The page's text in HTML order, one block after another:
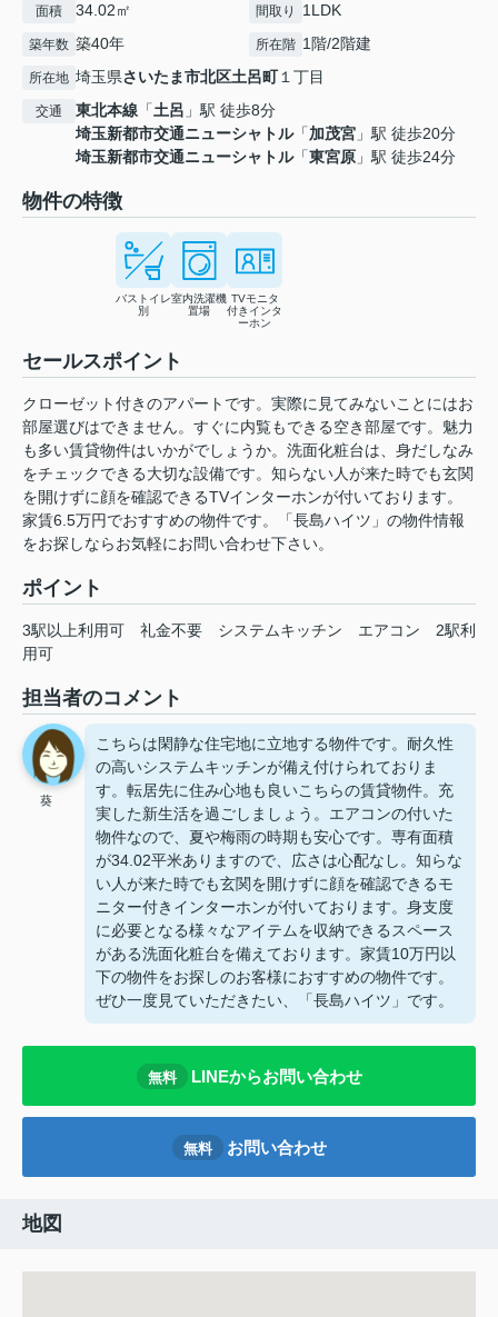
面積 34.02㎡ 間取り 1LDK
築年数 築40年 所在階 1階/2階建
所在地 埼玉県さいたま市北区土呂町１丁目
交通 東北本線 「土呂 」駅 徒歩8分
埼玉新都市交通ニューシャトル「加茂宮 」駅 徒歩20分
埼玉新都市交通ニューシャトル「東宮原 」駅 徒歩24分
物件の特徴
バストイレ
別
室内洗濯機
置場
TVモニタ
付きインタ
ーホン
セールスポイント
クローゼット付きのアパートです。実際に見てみないことにはお
部屋選びはできません。すぐに内覧もできる空き部屋です。魅力
も多い賃貸物件はいかがでしょうか。洗面化粧台は、身だしなみ
をチェックできる大切な設備です。知らない人が来た時でも玄関
を開けずに顔を確認できるTVインターホンが付いております。
家賃6.5万円でおすすめの物件です。「長島ハイツ」の物件情報
をお探しならお気軽にお問い合わせ下さい。
ポイント
3駅以上利用可 礼金不要 システムキッチン エアコン
2駅利
用可
担当者のコメント
葵
こちらは閑静な住宅地に立地する物件です。耐久性
の高いシステムキッチンが備え付けられておりま
す。転居先に住み心地も良いこちらの賃貸物件。充
実した新生活を過ごしましょう。エアコンの付いた
物件なので、夏や梅雨の時期も安心です。専有面積
が34.02平米ありますので、広さは心配なし。知らな
い人が来た時でも玄関を開けずに顔を確認できるモ
ニター付きインターホンが付いております。身支度
に必要となる様々なアイテムを収納できるスペース
がある洗面化粧台を備えております。家賃10万円以
下の物件をお探しのお客様におすすめの物件です。
ぜひ一度見ていただきたい、「長島ハイツ」です。
無料 LINEからお問い合わせ
無料 お問い合わせ
地図